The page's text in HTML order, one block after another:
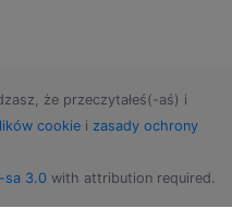
że przeczytałeś(-aś) i
cookie i zasady ochrony
sa 3.0 with attribution required.